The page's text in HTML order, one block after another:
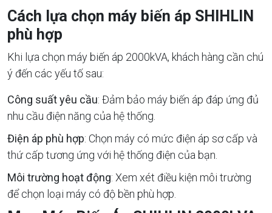
Cách lựa chọn máy biến áp SHIHLIN
phù hợp
Khi lựa chọn máy biến áp 2000kVA, khách hàng cần chú
ý đến các yếu tố sau:
Công suất yêu cầu: Đảm bảo máy biến áp đáp ứng đủ
nhu cầu điện năng của hệ thống.
Điện áp phù hợp: Chọn máy có mức điện áp sơ cấp và
thứ cấp tương ứng với hệ thống điện của bạn.
Môi trường hoạt động: Xem xét điều kiện môi trường
để chọn loại máy có độ bền phù hợp.